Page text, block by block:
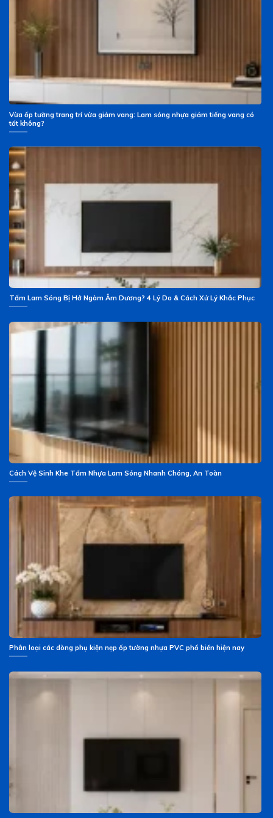
Vừa ốp tường trang trí vừa giảm vang: Lam sóng nhựa giảm tiếng vang có
tốt không?
Tấm Lam Sóng Bị Hở Ngàm Âm Dương? 4 Lý Do & Cách Xử Lý Khắc Phục
Cách Vệ Sinh Khe Tấm Nhựa Lam Sóng Nhanh Chóng, An Toàn
Phân loại các dòng phụ kiện nẹp ốp tường nhựa PVC phổ biến hiện nay